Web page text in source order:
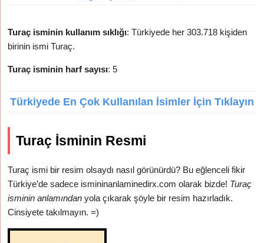
Turaç isminin kullanım sıklığı: Türkiyede her 303.718 kişiden
birinin ismi Turaç.
Turaç isminin harf sayısı: 5
Türkiyede En Çok Kullanılan İsimler İçin Tıklayın
Turaç İsminin Resmi
Turaç ismi bir resim olsaydı nasıl görünürdü? Bu eğlenceli fikir
Türkiye’de sadece ismininanlaminedirx.com olarak bizde! Turaç
isminin anlamından yola çıkarak şöyle bir resim hazırladık.
Cinsiyete takılmayın. =)